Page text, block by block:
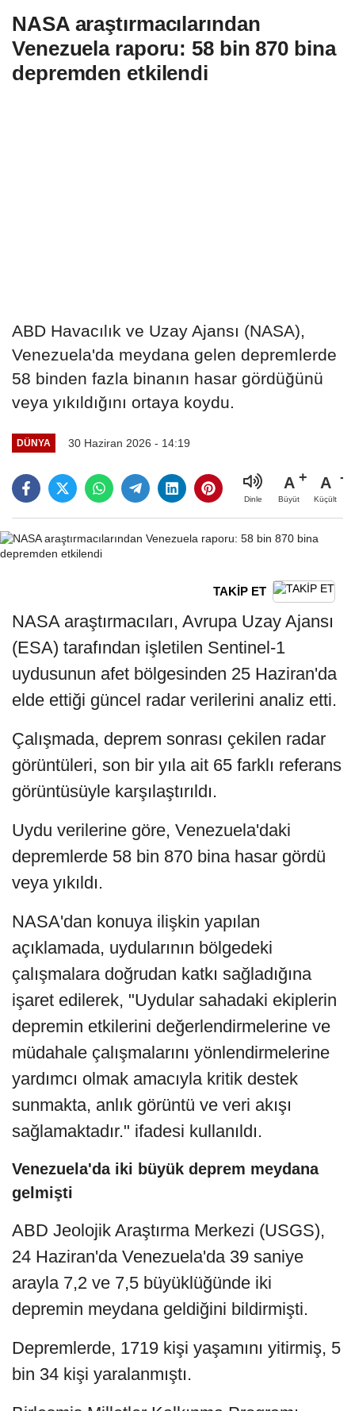
NASA araştırmacılarından
Venezuela raporu: 58 bin 870 bina
depremden etkilendi
ABD Havacılık ve Uzay Ajansı (NASA),
Venezuela'da meydana gelen depremlerde
58 binden fazla binanın hasar gördüğünü
veya yıkıldığını ortaya koydu.
DÜNYA 30 Haziran 2026 - 14:19
Dinle
A
Büyüt
A
Küçült
TAKİP ET
NASA araştırmacıları, Avrupa Uzay Ajansı
(ESA) tarafından işletilen Sentinel-1
uydusunun afet bölgesinden 25 Haziran'da
elde ettiği güncel radar verilerini analiz etti.
Çalışmada, deprem sonrası çekilen radar
görüntüleri, son bir yıla ait 65 farklı referans
görüntüsüyle karşılaştırıldı.
Uydu verilerine göre, Venezuela'daki
depremlerde 58 bin 870 bina hasar gördü
veya yıkıldı.
NASA'dan konuya ilişkin yapılan
açıklamada, uydularının bölgedeki
çalışmalara doğrudan katkı sağladığına
işaret edilerek, "Uydular sahadaki ekiplerin
depremin etkilerini değerlendirmelerine ve
müdahale çalışmalarını yönlendirmelerine
yardımcı olmak amacıyla kritik destek
sunmakta, anlık görüntü ve veri akışı
sağlamaktadır." ifadesi kullanıldı.
Venezuela'da iki büyük deprem meydana
gelmişti
ABD Jeolojik Araştırma Merkezi (USGS),
24 Haziran'da Venezuela'da 39 saniye
arayla 7,2 ve 7,5 büyüklüğünde iki
depremin meydana geldiğini bildirmişti.
Depremlerde, 1719 kişi yaşamını yitirmiş, 5
bin 34 kişi yaralanmıştı.